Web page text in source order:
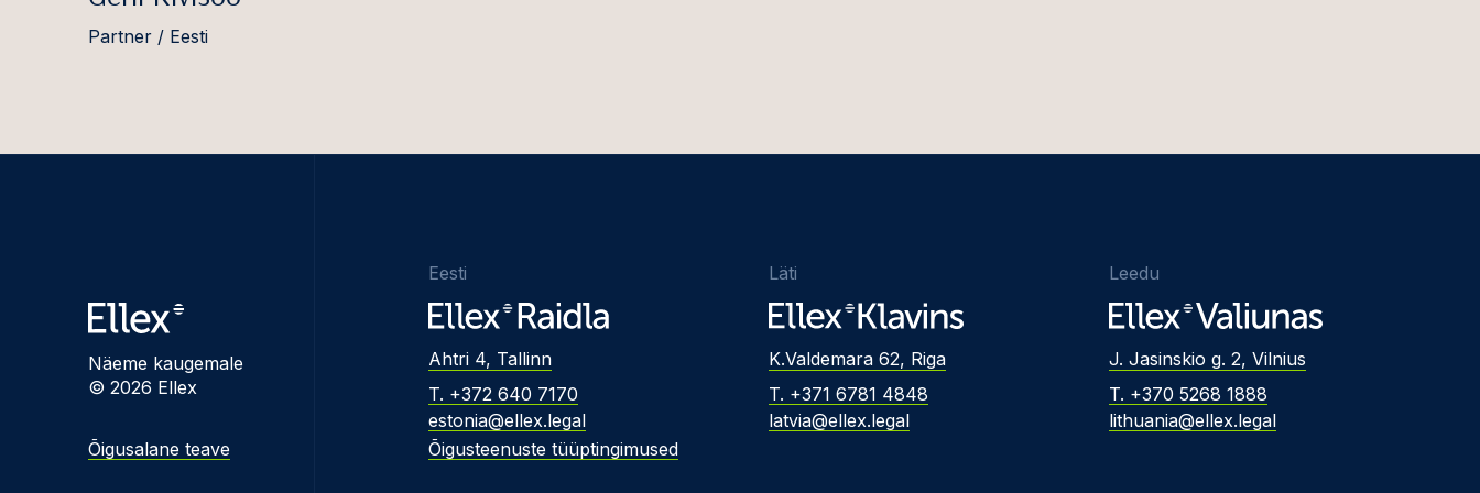
Partner / Eesti
Näeme kaugemale
© 2026 Ellex
Õigusalane teave
Eesti
Ahtri 4, Tallinn
T. +372 640 7170
estonia@ellex.legal
Õigusteenuste tüüptingimused
Läti
K.Valdemara 62, Riga
T. +371 6781 4848
latvia@ellex.legal
Leedu
J. Jasinskio g. 2, Vilnius
T. +370 5268 1888
lithuania@ellex.legal